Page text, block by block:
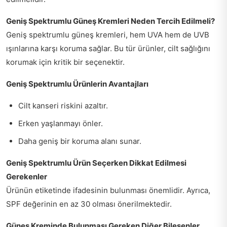
Geniş Spektrumlu Güneş Kremleri Neden Tercih Edilmeli?
Geniş spektrumlu güneş kremleri, hem UVA hem de UVB
ışınlarına karşı koruma sağlar. Bu tür ürünler, cilt sağlığını
korumak için kritik bir seçenektir.
Geniş Spektrumlu Ürünlerin Avantajları
Cilt kanseri riskini azaltır.
Erken yaşlanmayı önler.
Daha geniş bir koruma alanı sunar.
Geniş Spektrumlu Ürün Seçerken Dikkat Edilmesi
Gerekenler
Ürünün etiketinde ifadesinin bulunması önemlidir. Ayrıca,
SPF değerinin en az 30 olması önerilmektedir.